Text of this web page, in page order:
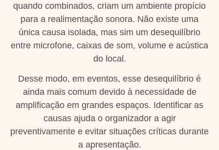
quando combinados, criam um ambiente propício
para a realimentação sonora. Não existe uma
única causa isolada, mas sim um desequilíbrio
entre microfone, caixas de som, volume e acústica
do local.
Desse modo, em eventos, esse desequilíbrio é
ainda mais comum devido à necessidade de
amplificação em grandes espaços. Identificar as
causas ajuda o organizador a agir
preventivamente e evitar situações críticas durante
a apresentação.